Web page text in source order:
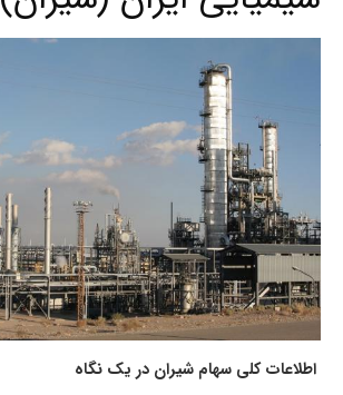
اطلاعات کلی سهام شیران در یک نگاه